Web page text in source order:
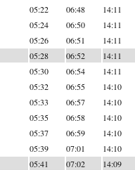
05:22 06:48 14:11
05:24 06:50 14:11
05:26 06:51 14:11
05:28 06:52 14:11
05:30 06:54 14:11
05:32 06:55 14:10
05:33 06:57 14:10
05:35 06:58 14:10
05:37 06:59 14:10
05:39 07:01 14:10
05:41 07:02 14:09